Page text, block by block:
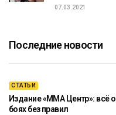
07.03.2021
Последние новости
СТАТЬИ
Издание «ММА Центр»: всё о
боях без правил